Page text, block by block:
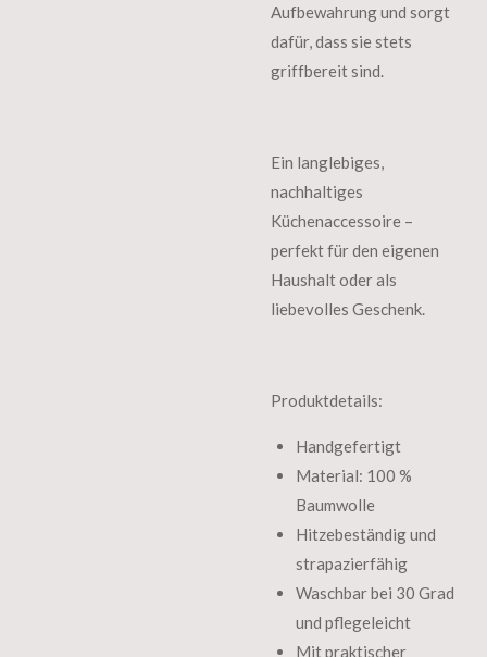
Aufbewahrung und sorgt
dafür, dass sie stets
griffbereit sind.
Ein langlebiges,
nachhaltiges
Küchenaccessoire –
perfekt für den eigenen
Haushalt oder als
liebevolles Geschenk.
Produktdetails:
Handgefertigt
Material: 100 %
Baumwolle
Hitzebeständig und
strapazierfähig
Waschbar bei 30 Grad
und pflegeleicht
Mit praktischer